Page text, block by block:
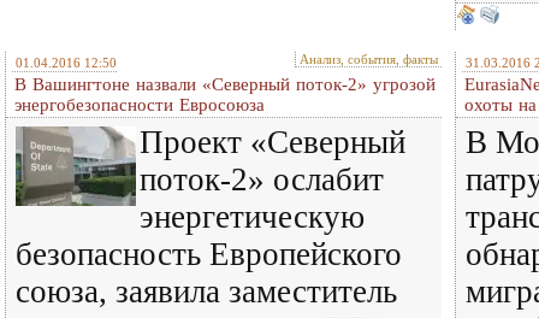
01.04.2016 12:50 Анализ, события, факты
В Вашингтоне назвали «Северный поток-2» угрозой
энергобезопасности Евросоюза
Проект «Северный
поток-2» ослабит
энергетическую
безопасность Европейского
союза, заявила заместитель
31.03.2016
охоты
В